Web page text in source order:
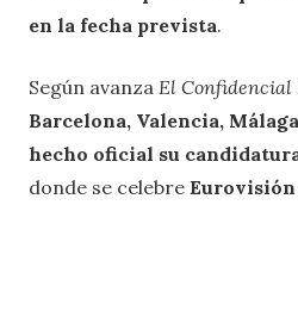
en la fecha prevista.
Según avanza El
Barcelona, Valencia, Málaga
hecho oficial su
donde se celebre Eurovisión